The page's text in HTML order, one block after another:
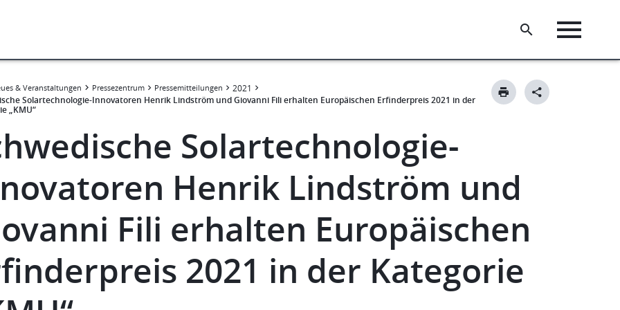
& Veranstaltungen Pressezentrum Pressemitteilungen 2021
Solartechnologie-Innovatoren Henrik Lindström und Giovanni Fili erhalten Europäischen Erfinderpreis 2021 in der
„KMU“
Solartechnologie-
Henrik Lindström und
Fili erhalten Europäischen
2021 in der Kategorie